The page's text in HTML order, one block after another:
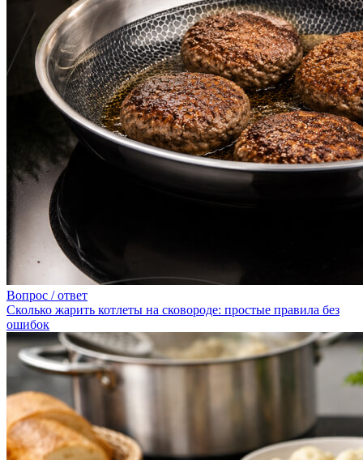
Вопрос / ответ
Сколько жарить котлеты на сковороде: простые правила без
ошибок